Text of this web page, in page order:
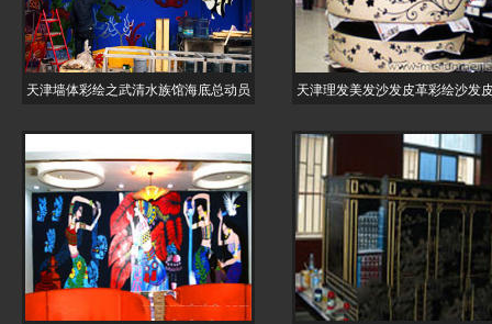
天津墙体彩绘之武清水族馆海底总动员 天津理发美发沙发皮革彩绘沙发